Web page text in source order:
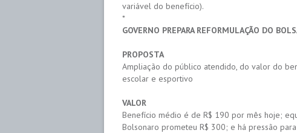
variável do benefício).
*
GOVERNO PREPARA REFORMULAÇÃO DO
PROPOSTA
Ampliação do público atendido, do valor do
escolar e esportivo
VALOR
Benefício médio é de R$ 190 por mês hoje;
Bolsonaro prometeu R$ 300; e há pressão